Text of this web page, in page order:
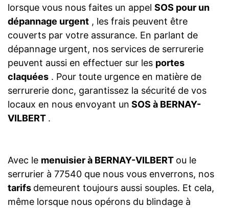
lorsque vous nous faites un appel SOS pour un
dépannage urgent , les frais peuvent être
couverts par votre assurance. En parlant de
dépannage urgent, nos services de serrurerie
peuvent aussi en effectuer sur les portes
claquées . Pour toute urgence en matière de
serrurerie donc, garantissez la sécurité de vos
locaux en nous envoyant un SOS à BERNAY-
VILBERT .
Avec le menuisier à BERNAY-VILBERT ou le
serrurier à 77540 que nous vous enverrons, nos
tarifs demeurent toujours aussi souples. Et cela,
même lorsque nous opérons du blindage à